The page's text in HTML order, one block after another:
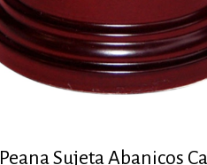
Peana Sujeta Abanicos